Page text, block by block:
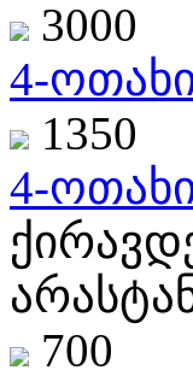
3000
4-
1350
4-
700